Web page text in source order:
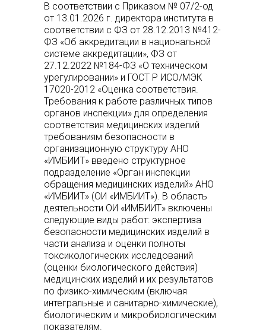
В соответствии с Приказом № 07/2-од
от 13.01.2026 г. директора института в
соответствии с ФЗ от 28.12.2013 №412-
ФЗ «Об аккредитации в национальной
системе аккредитации», ФЗ от
27.12.2022 №184-ФЗ «О техническом
урегулировании» и ГОСТ Р ИСО/МЭК
17020-2012 «Оценка соответствия.
Требования к работе различных типов
органов инспекции» для определения
соответствия медицинских изделий
требованиям безопасности в
организационную структуру АНО
«ИМБИИТ» введено структурное
подразделение «Орган инспекции
обращения медицинских изделий» АНО
«ИМБИИТ» (ОИ «ИМБИИТ»). В область
деятельности ОИ «ИМБИИТ» включены
следующие виды работ: экспертиза
безопасности медицинских изделий в
части анализа и оценки полноты
токсикологических исследований
(оценки биологического действия)
медицинских изделий и их результатов
по физико-химическим (включая
интегральные и санитарно-химические),
биологическим и микробиологическим
показателям.